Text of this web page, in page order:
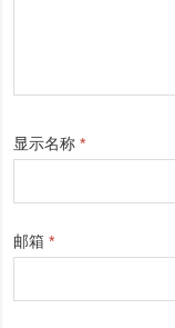
显示名称*
邮箱*